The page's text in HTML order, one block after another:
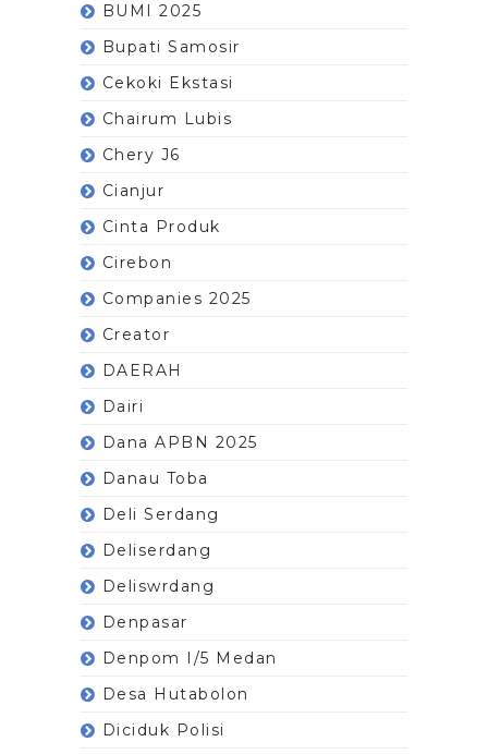
BUMI 2025
Bupati Samosir
Cekoki Ekstasi
Chairum Lubis
Chery J6
Cianjur
Cinta Produk
Cirebon
Companies 2025
Creator
DAERAH
Dairi
Dana APBN 2025
Danau Toba
Deli Serdang
Deliserdang
Deliswrdang
Denpasar
Denpom I/5 Medan
Desa Hutabolon
Diciduk Polisi